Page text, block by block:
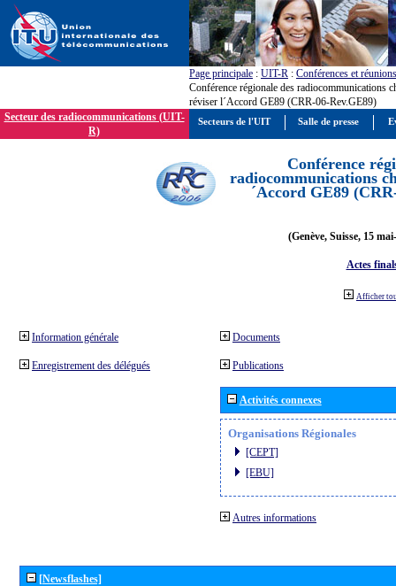
Page principale : UIT-R : Conférences et réunions
Conférence régionale des radiocommunications
réviser l´Accord GE89 (CRR-06-Rev.GE89)
Secteur des radiocommunications (UIT-
R)
Conférence
radiocommunications
´Accord GE89
(Genève, Suisse, 15
Actes
Afficher
Information générale
Enregistrement des délégués
Documents
Publications
Activités connexes
Organisations Régionales
[CEPT]
[EBU]
Autres informations
[Newsflashes]
Secteurs de l'UIT Salle de presse